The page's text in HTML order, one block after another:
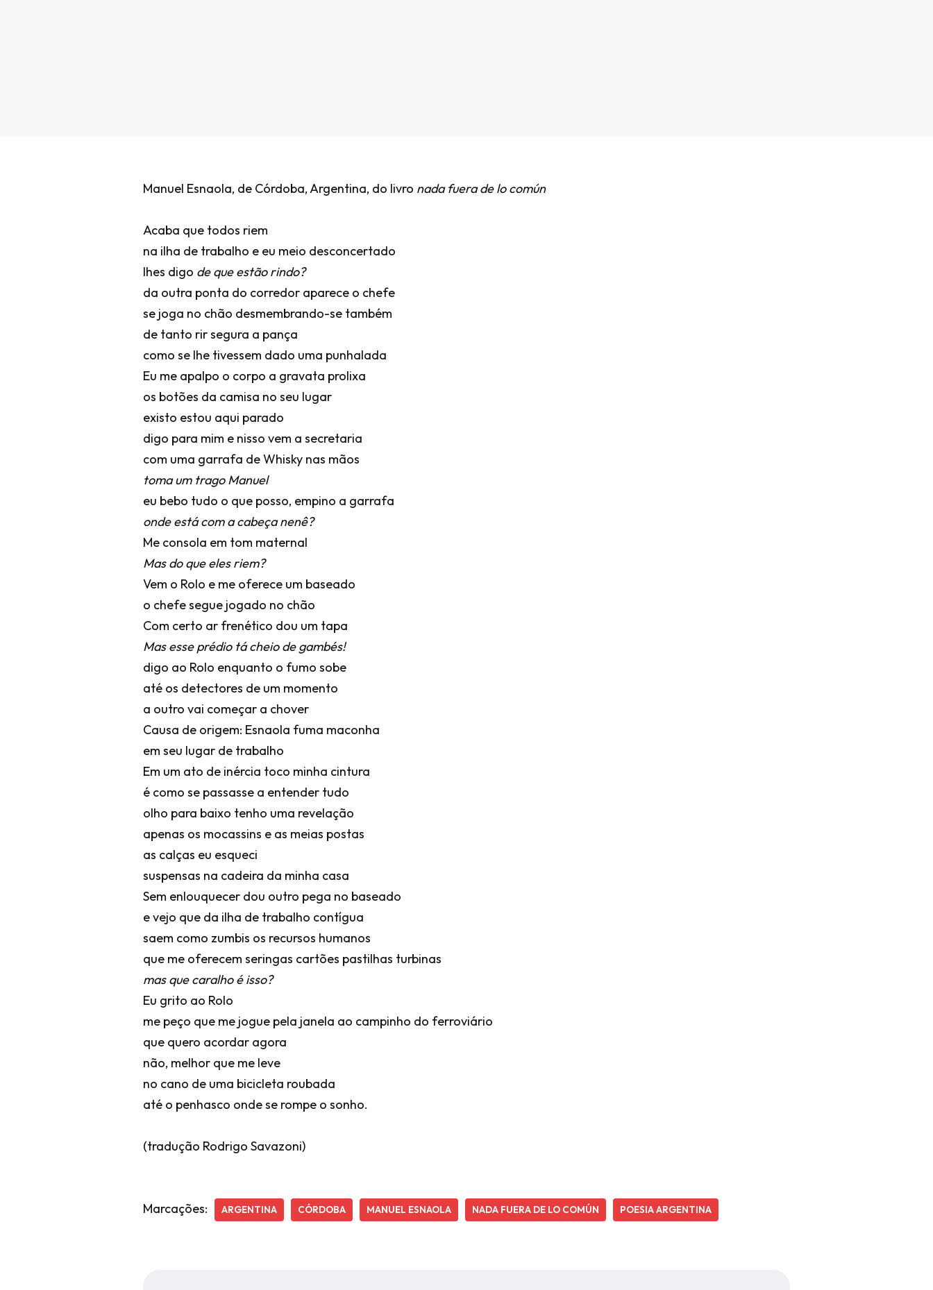
Manuel Esnaola, de Córdoba, Argentina, do livro nada fuera de lo común
Acaba que todos riem
na ilha de trabalho e eu meio desconcertado
lhes digo de que estão rindo?
da outra ponta do corredor aparece o chefe
se joga no chão desmembrando-se também
de tanto rir segura a pança
como se lhe tivessem dado uma punhalada
Eu me apalpo o corpo a gravata prolixa
os botões da camisa no seu lugar
existo estou aqui parado
digo para mim e nisso vem a secretaria
com uma garrafa de Whisky nas mãos
toma um trago Manuel
eu bebo tudo o que posso, empino a garrafa
onde está com a cabeça nenê?
Me consola em tom maternal
Mas do que eles riem?
Vem o Rolo e me oferece um baseado
o chefe segue jogado no chão
Com certo ar frenético dou um tapa
Mas esse prédio tá cheio de gambés!
digo ao Rolo enquanto o fumo sobe
até os detectores de um momento
a outro vai começar a chover
Causa de origem: Esnaola fuma maconha
em seu lugar de trabalho
Em um ato de inércia toco minha cintura
é como se passasse a entender tudo
olho para baixo tenho uma revelação
apenas os mocassins e as meias postas
as calças eu esqueci
suspensas na cadeira da minha casa
Sem enlouquecer dou outro pega no baseado
e vejo que da ilha de trabalho contígua
saem como zumbis os recursos humanos
que me oferecem seringas cartões pastilhas turbinas
mas que caralho é isso?
Eu grito ao Rolo
me peço que me jogue pela janela ao campinho do ferroviário
que quero acordar agora
não, melhor que me leve
no cano de uma bicicleta roubada
até o penhasco onde se rompe o sonho.
(tradução Rodrigo Savazoni)
Marcações: ARGENTINA CÓRDOBA MANUEL ESNAOLA NADA FUERA DE LO COMÚN POESIA ARGENTINA